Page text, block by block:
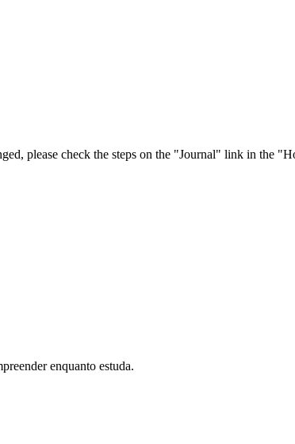
please check the steps on the "Journal" link in the
enquanto estuda.